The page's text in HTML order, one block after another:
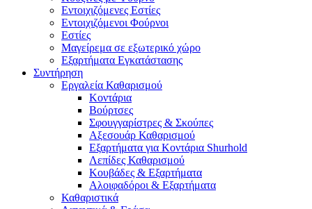
Εντοιχιζόμενες Εστίες
Εντοιχιζόμενοι Φούρνοι
Εστίες
Μαγείρεμα σε εξωτερικό χώρο
Εξαρτήματα Εγκατάστασης
Συντήρηση
Εργαλεία Καθαρισμού
Κοντάρια
Βούρτσες
Σφουγγαρίστρες & Σκούπες
Αξεσουάρ Καθαρισμού
Εξαρτήματα για Κοντάρια Shurhold
Λεπίδες Καθαρισμού
Κουβάδες & Εξαρτήματα
Αλοιφαδόροι & Εξαρτήματα
Καθαριστικά